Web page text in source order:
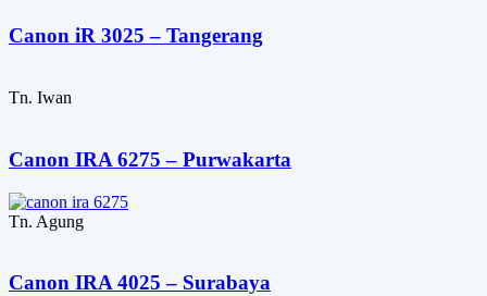
Canon iR 3025 – Tangerang
Tn. Iwan
Canon IRA 6275 – Purwakarta
Tn. Agung
Canon IRA 4025 – Surabaya